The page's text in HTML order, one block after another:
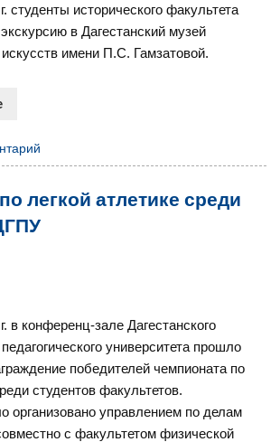
студенты исторического факультета
в Дагестанский музей
имени П.С. Гамзатовой.
легкой атлетике среди
в конференц-зале Дагестанского
университета прошло
победителей чемпионата по
студентов факультетов.
организовано управлением по делам
с факультетом физической